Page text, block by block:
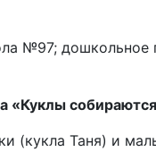
№97;
«Куклы
(кукла Таня) и